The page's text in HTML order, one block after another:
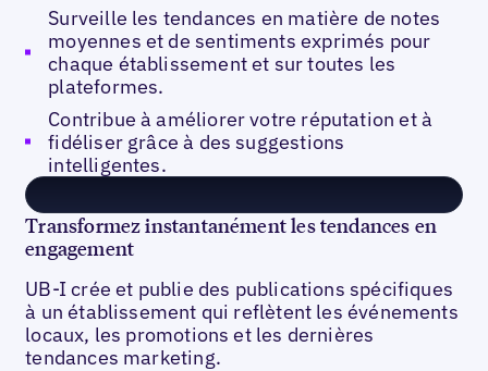
Surveille les tendances en matière de notes
moyennes et de sentiments exprimés pour
chaque établissement et sur toutes les
plateformes.
Contribue à améliorer votre réputation et à
fidéliser grâce à des suggestions
intelligentes.
Transformez instantanément les tendances en
engagement
UB-I crée et publie des publications spécifiques
à un établissement qui reflètent les événements
locaux, les promotions et les dernières
tendances marketing.